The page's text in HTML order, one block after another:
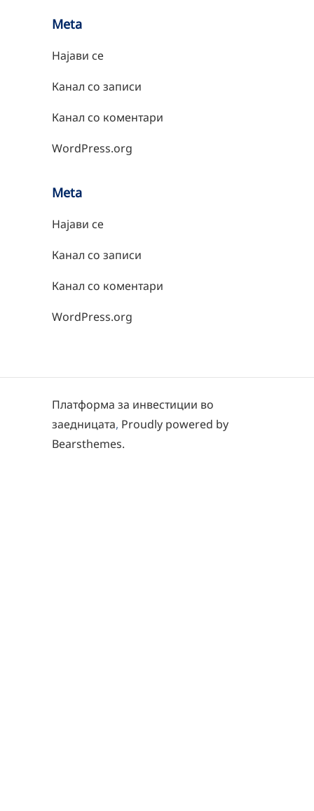
Meta
Најави се
Канал со записи
Канал со коментари
WordPress.org
Meta
Најави се
Канал со записи
Канал со коментари
WordPress.org
Платформа за инвестиции во
заедницата, Proudly powered by
Bearsthemes.